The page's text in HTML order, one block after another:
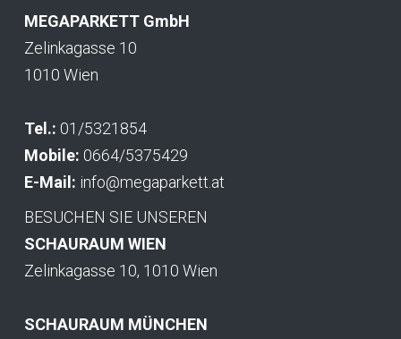
MEGAPARKETT GmbH
Zelinkagasse 10
1010 Wien
Tel.: 01/5321854
Mobile: 0664/5375429
E-Mail: info@megaparkett.at
BESUCHEN SIE UNSEREN
SCHAURAUM WIEN
Zelinkagasse 10, 1010 Wien
SCHAURAUM MÜNCHEN